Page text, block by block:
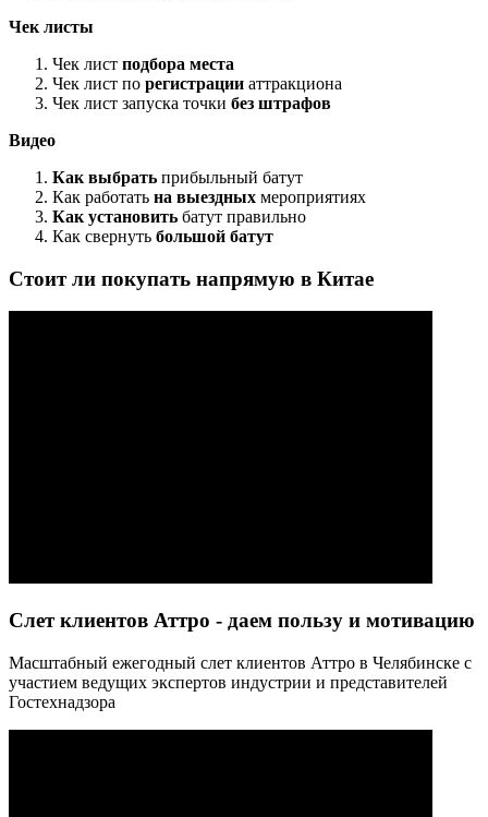
Чек листы
Чек лист подбора места
Чек лист по регистрации аттракциона
Чек лист запуска точки без штрафов
Видео
Как выбрать прибыльный батут
Как работать на выездных мероприятиях
Как установить батут правильно
Как свернуть большой батут
Стоит ли покупать напрямую в Китае
Слет клиентов Аттро - даем пользу и мотивацию
Масштабный ежегодный слет клиентов Аттро в Челябинске с
участием ведущих экспертов индустрии и представителей
Гостехнадзора